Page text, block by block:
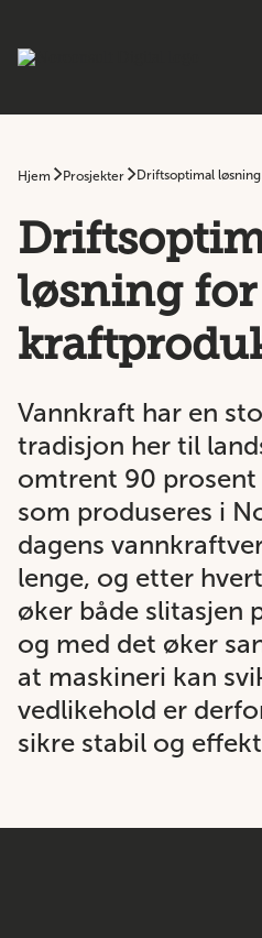
Hjem Prosjekter Driftsoptimal
løsning for
Vannkraft har en
tradisjon her til
omtrent 90 prosent
som produseres i
dagens
lenge, og etter
øker både slitasjen
og med det øker
at maskineri kan
vedlikehold er
sikre stabil og